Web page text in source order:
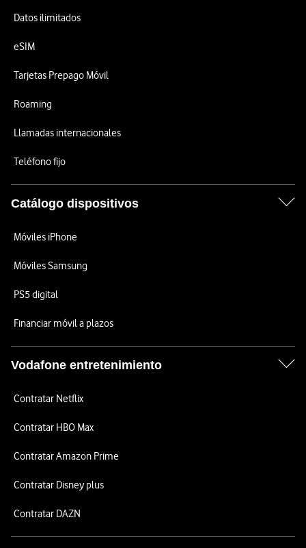
Datos ilimitados
eSIM
Tarjetas Prepago Móvil
Roaming
Llamadas internacionales
Teléfono fijo
Catálogo dispositivos
Móviles iPhone
Móviles Samsung
PS5 digital
Financiar móvil a plazos
Vodafone entretenimiento
Contratar Netflix
Contratar HBO Max
Contratar Amazon Prime
Contratar Disney plus
Contratar DAZN